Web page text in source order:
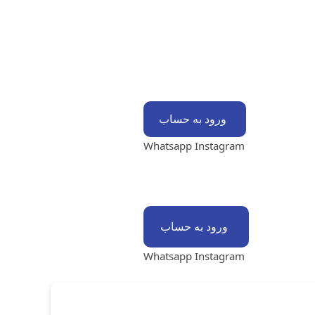
ورود به حساب
Whatsapp Instagram
ورود به حساب
Whatsapp Instagram